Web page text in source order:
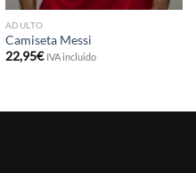
ADULTO
Camiseta Messi
22,95€ IVA incluido